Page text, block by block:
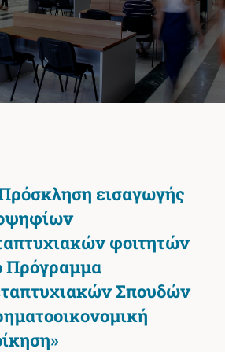
εισαγωγής
φοιτητών
Πρόγραμμα
Σπουδών